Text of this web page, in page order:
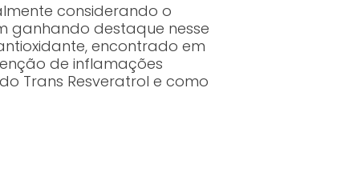
considerando o
ganhando destaque nesse
encontrado em
de inflamações
Trans Resveratrol e como